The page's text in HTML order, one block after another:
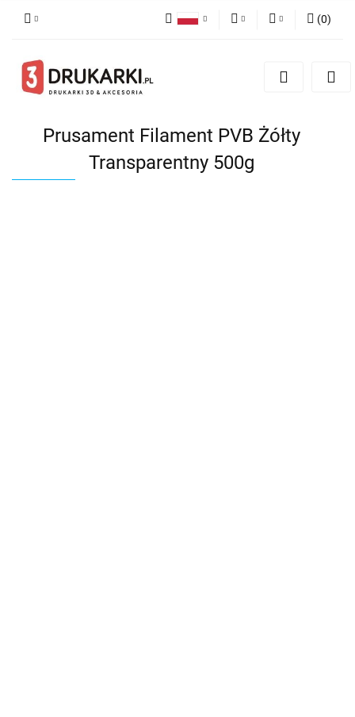
English
Zarejestruj się
(0)
Prusament Filament PVB Żółty
Transparentny 500g